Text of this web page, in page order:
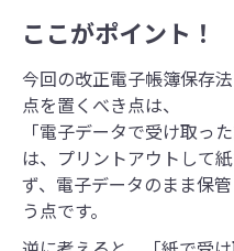
ここがポイント！
今回の改正電子帳簿保存
点を置くべき点は、
「電子データで受け取っ
は、プリントアウトして
ず、電子データのまま保
う点です。